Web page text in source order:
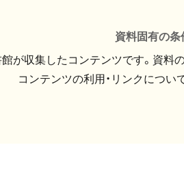
資料固有の条
が収集したコンテンツです。資料
コンテンツの利用・リンクについ